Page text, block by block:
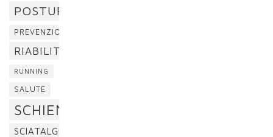
POSTURA
PREVENZIONE
RIABILITAZIONE
RUNNING
SALUTE
SCHIENA
SCIATALGIA